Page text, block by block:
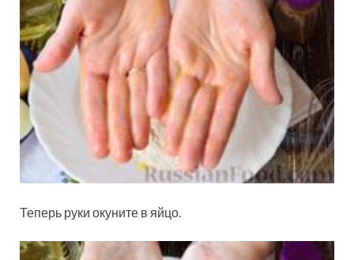
Теперь руки окуните в яйцо.